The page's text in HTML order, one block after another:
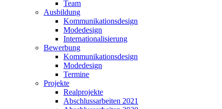
Team
Ausbildung
Kommunikationsdesign
Modedesign
Internationalisierung
Bewerbung
Kommunikationsdesign
Modedesign
Termine
Projekte
Realprojekte
Abschlussarbeiten 2021